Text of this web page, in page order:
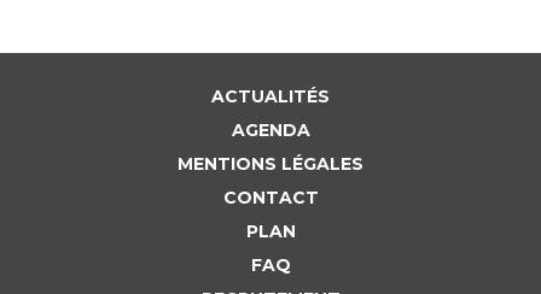
ACTUALITÉS
AGENDA
MENTIONS LÉGALES
CONTACT
PLAN
FAQ